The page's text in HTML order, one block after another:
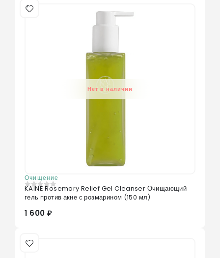
Нет в наличии
Очищение
0из 5
KAINE Rosemary Relief Gel Cleanser Очищающий
гель против акне с розмарином (150 мл)
1 600 ₽